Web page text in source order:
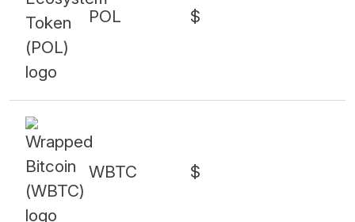
POL $
WBTC $